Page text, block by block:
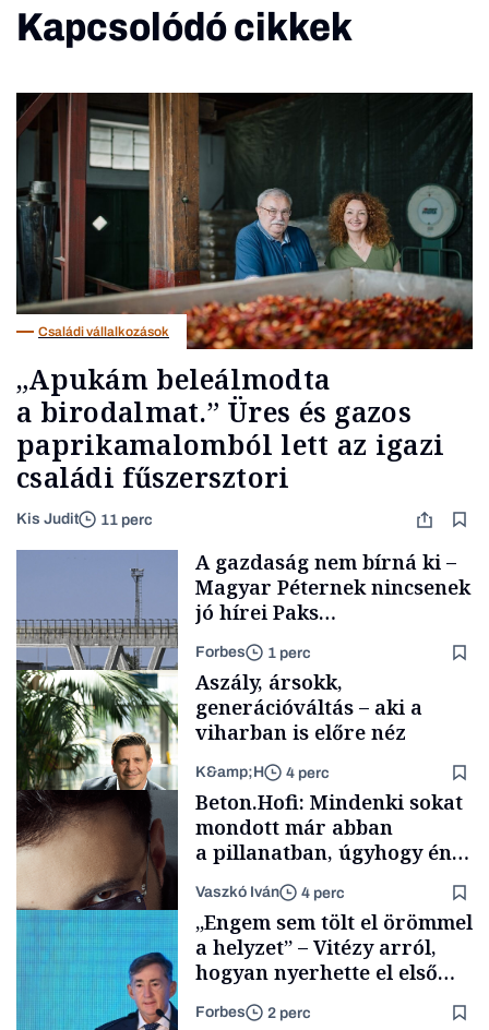
Kapcsolódó cikkek
Családi vállalkozások
„Apukám beleálmodta
a birodalmat.” Üres és gazos
paprikamalomból lett az igazi
családi fűszersztori
Kis Judit 11 perc
Energia
A gazdaság nem bírná ki –
Magyar Péternek nincsenek
jó hírei Paks
újraindításáról
Forbes 1 perc
TÁMOGATÓI
TARTALOM
Aszály, ársokk,
generációváltás – aki a
viharban is előre néz
K&amp;H 4 perc
Beton.Hofi: Mindenki sokat
mondott már abban
a pillanatban, úgyhogy én
a legsarkosabb
gondolataimat akartam
kimondani
Vaszkó Iván 4 perc
„Engem sem tölt el örömmel
a helyzet” – Vitézy arról,
hogyan nyerhette el első
tenderét Mészárosék cége a
Tisza-kormány alatt
Forbes 2 perc